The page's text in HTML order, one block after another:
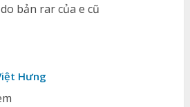
bản rar của e cũ
Hưng